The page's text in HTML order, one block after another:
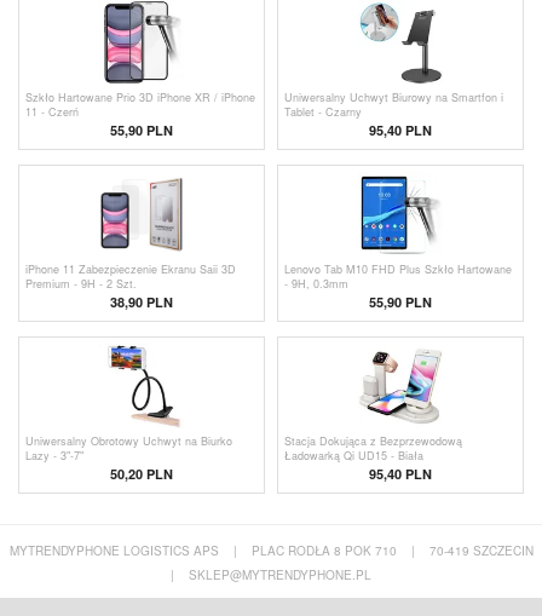
Szkło Hartowane Prio 3D iPhone XR / iPhone
11 - Czerń
55,90 PLN
Uniwersalny Uchwyt Biurowy na Smartfon i
Tablet - Czarny
95,40 PLN
iPhone 11 Zabezpieczenie Ekranu Saii 3D
Premium - 9H - 2 Szt.
38,90 PLN
Lenovo Tab M10 FHD Plus Szkło Hartowane
- 9H, 0.3mm
55,90 PLN
Uniwersalny Obrotowy Uchwyt na Biurko
Lazy - 3"-7"
50,20 PLN
Stacja Dokująca z Bezprzewodową
Ładowarką Qi UD15 - Biała
95,40 PLN
MYTRENDYPHONE LOGISTICS APS | PLAC RODŁA 8 POK 710 |
70-419 SZCZECIN
|
SKLEP@MYTRENDYPHONE.PL